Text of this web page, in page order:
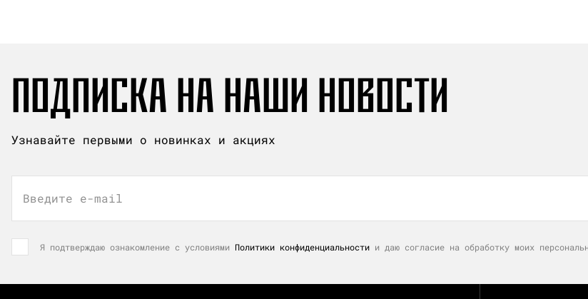
ПОДПИСКА НА НАШИ НОВОСТИ
Узнавайте первыми о новинках и акциях
Введите e-mail
Я подтверждаю ознакомление с условиями Политики конфиденциальности и даю согласие на обработку моих